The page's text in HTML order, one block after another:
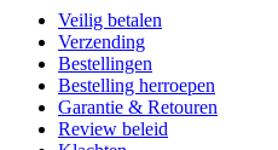
Veilig betalen
Verzending
Bestellingen
Bestelling herroepen
Garantie & Retouren
Review beleid